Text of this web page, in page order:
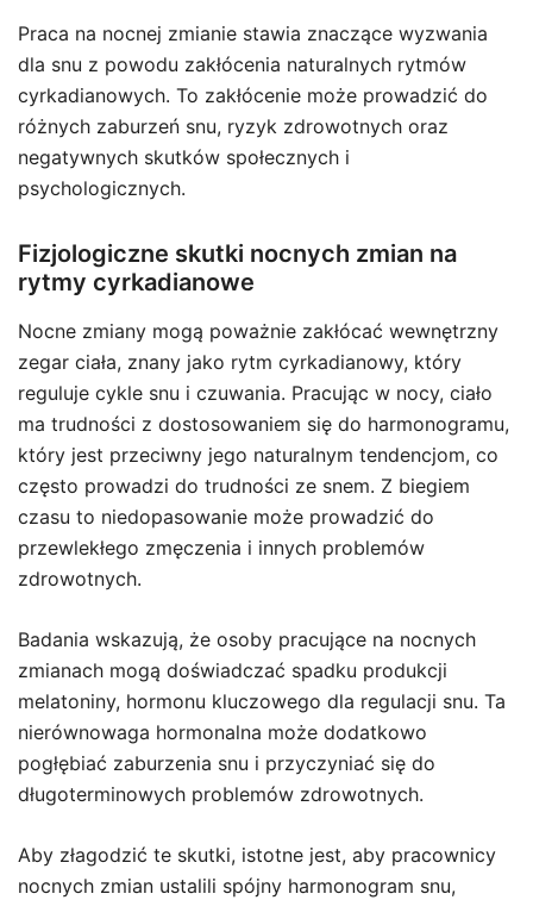
Praca na nocnej zmianie stawia znaczące wyzwania
dla snu z powodu zakłócenia naturalnych rytmów
cyrkadianowych. To zakłócenie może prowadzić do
różnych zaburzeń snu, ryzyk zdrowotnych oraz
negatywnych skutków społecznych i
psychologicznych.
Fizjologiczne skutki nocnych zmian na
rytmy cyrkadianowe
Nocne zmiany mogą poważnie zakłócać wewnętrzny
zegar ciała, znany jako rytm cyrkadianowy, który
reguluje cykle snu i czuwania. Pracując w nocy, ciało
ma trudności z dostosowaniem się do harmonogramu,
który jest przeciwny jego naturalnym tendencjom, co
często prowadzi do trudności ze snem. Z biegiem
czasu to niedopasowanie może prowadzić do
przewlekłego zmęczenia i innych problemów
zdrowotnych.
Badania wskazują, że osoby pracujące na nocnych
zmianach mogą doświadczać spadku produkcji
melatoniny, hormonu kluczowego dla regulacji snu. Ta
nierównowaga hormonalna może dodatkowo
pogłębiać zaburzenia snu i przyczyniać się do
długoterminowych problemów zdrowotnych.
Aby złagodzić te skutki, istotne jest, aby pracownicy
nocnych zmian ustalili spójny harmonogram snu,